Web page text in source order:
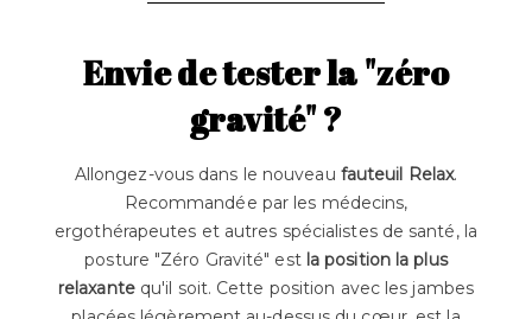
Envie de tester la "zéro
gravité" ?
Allongez-vous dans le nouveau fauteuil Relax.
Recommandée par les médecins,
ergothérapeutes et autres spécialistes de santé, la
posture "Zéro Gravité" est la position la plus
relaxantequ'il soit. Cette position avec les jambes